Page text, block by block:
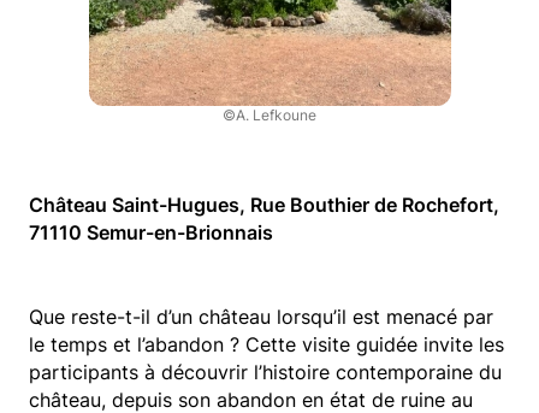
©A. Lefkoune
Château Saint-Hugues, Rue Bouthier de Rochefort,
71110 Semur-en-Brionnais
Que reste-t-il d’un château lorsqu’il est menacé par
le temps et l’abandon ? Cette visite guidée invite les
participants à découvrir l’histoire contemporaine du
château, depuis son abandon en état de ruine au